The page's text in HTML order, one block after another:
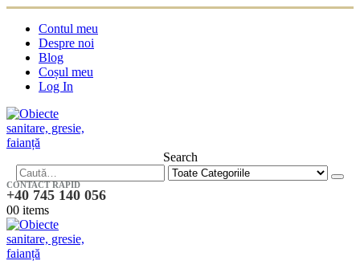
Contul meu
Despre noi
Blog
Coșul meu
Log In
Search
CONTACT RAPID
+40 745 140 056
00 items